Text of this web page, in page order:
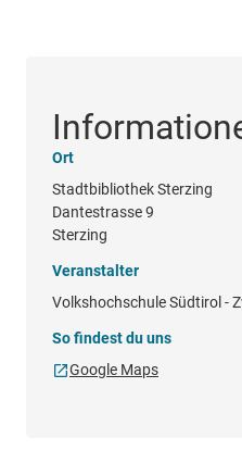
Ort
Stadtbibliothek Sterzing
Dantestrasse 9
Sterzing
Veranstalter
Volkshochschule Südtirol -
So findest du uns
Google Maps